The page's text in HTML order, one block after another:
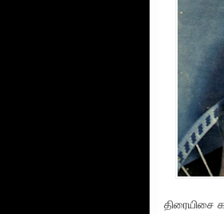
திரையிசை